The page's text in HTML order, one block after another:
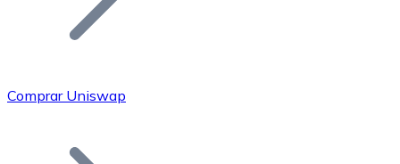
Bitcoin
Comprar Uniswap